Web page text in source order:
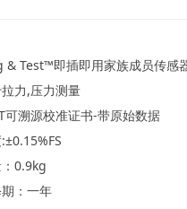
& Test™即插即用家族成员传感
力,压力测量
可溯源校准证书-带原始数据
0.9kg
：一年